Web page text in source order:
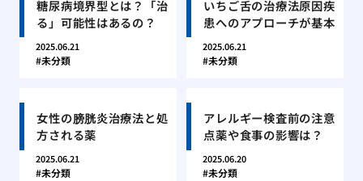
糖尿病境界型とは？「治
る」可能性はあるの？
2025.06.21
未分類
いちご舌の治療法原因疾
患へのアプローチが基本
2025.06.21
未分類
女性の膀胱炎治療法と処
方される薬
2025.06.21
未分類
アレルギー検査前の注意
点薬や食事の影響は？
2025.06.20
未分類